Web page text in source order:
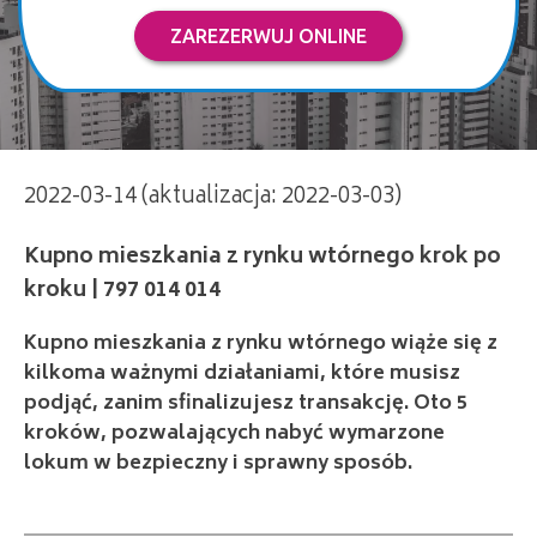
ZAREZERWUJ ONLINE
2022-03-14 (aktualizacja: 2022-03-03)
Kupno mieszkania z rynku wtórnego krok po
Kupno mieszkania z rynku wtórnego wiąże się z
kilkoma ważnymi działaniami, które musisz
podjąć, zanim sfinalizujesz transakcję. Oto 5
kroków, pozwalających nabyć wymarzone
lokum w bezpieczny i sprawny sposób.